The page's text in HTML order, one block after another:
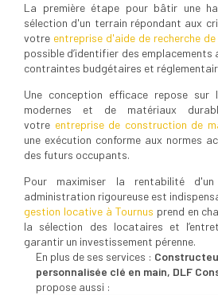
La première étape pour bâtir une
sélection d'un terrain répondant aux
votre entreprise d'aide de recherche
possible d’identifier des
contraintes budgétaires et
Une conception efficace repose sur
modernes et de matériaux
votre entreprise de construction de
une exécution conforme aux normes
des futurs occupants.
Pour maximiser la rentabilité
administration rigoureuse est
gestion locative à Tournus prend en
la sélection des locataires et
garantir un investissement pérenne.
En plus de ses services :
personnalisée clé en main, DLF
propose aussi :